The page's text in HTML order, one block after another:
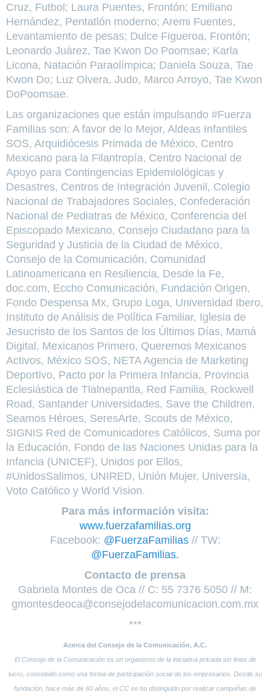
Cruz, Futbol; Laura Puentes, Frontón; Emiliano
Hernández, Pentatlón moderno; Aremi Fuentes,
Levantamiento de pesas; Dulce Figueroa, Frontón;
Leonardo Juárez, Tae Kwon Do Poomsae; Karla
Licona, Natación Paraolímpica; Daniela Souza, Tae
Kwon Do; Luz Olvera, Judo, Marco Arroyo, Tae Kwon
DoPoomsae.
Las organizaciones que están impulsando #Fuerza
Familias son: A favor de lo Mejor, Aldeas Infantiles
SOS, Arquidiócesis Primada de México, Centro
Mexicano para la Filantropía, Centro Nacional de
Apoyo para Contingencias Epidemiológicas y
Desastres, Centros de Integración Juvenil, Colegio
Nacional de Trabajadores Sociales, Confederación
Nacional de Pediatras de México, Conferencia del
Episcopado Mexicano, Consejo Ciudadano para la
Seguridad y Justicia de la Ciudad de México,
Consejo de la Comunicación, Comunidad
Latinoamericana en Resiliencia, Desde la Fe,
doc.com, Eccho Comunicación, Fundación Origen,
Fondo Despensa Mx, Grupo Loga, Universidad Ibero,
Instituto de Análisis de Política Familiar, Iglesia de
Jesucristo de los Santos de los Últimos Días, Mamá
Digital, Mexicanos Primero, Queremos Mexicanos
Activos, México SOS, NETA Agencia de Marketing
Deportivo, Pacto por la Primera Infancia, Provincia
Eclesiástica de Tlalnepantla, Red Familia, Rockwell
Road, Santander Universidades, Save the Children,
Seamos Héroes, SeresArte, Scouts de México,
SIGNIS Red de Comunicadores Católicos, Suma por
la Educación, Fondo de las Naciones Unidas para la
Infancia (UNICEF), Unidos por Ellos,
#UnidosSalimos, UNIRED, Unión Mujer, Universia,
Voto Católico y World Vision.
Para más información visita:
www.fuerzafamilias.org
Facebook: @FuerzaFamilias// TW:
@FuerzaFamilias.
Contacto de prensa
Gabriela Montes de Oca // C: 55 7376 5050 // M:
gmontesdeoca@consejodelacomunicacion.com.mx
***
Acerca del Consejo de la Comunicación, A.C.
El Consejo de la Comunicación es un organismo de la iniciativa privada sin fines de
lucro, concebido como una forma de participación social de los empresarios. Desde su
fundación, hace más de 60 años, el CC se ha distinguido por realizar campañas de